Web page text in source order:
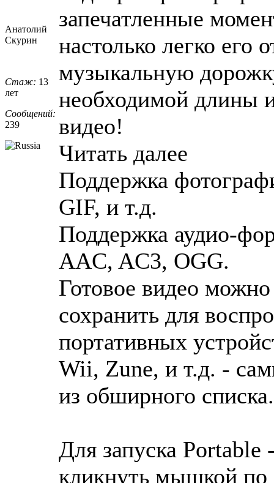
Анатолий
Скурин
Стаж: 13
лет
Сообщений:
239
запечатленные
настолько легко его
музыкальную
необходимой длины
видео!
Читать далее
Поддержка
GIF, и т.д.
Поддержка аудио-
AAC, AC3, OGG.
Готовое видео
сохранить для
портативных
Wii, Zune, и т.д. -
из обширного списка.
Для запуска Portable
кликнуть мышкой